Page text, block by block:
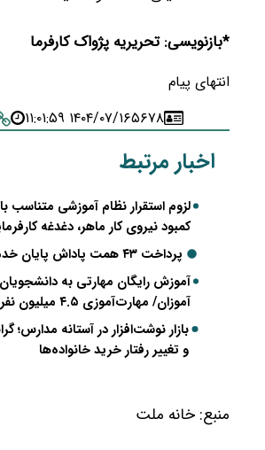
*بازنویسی: تحریریه پژواک کارفرما
انتهای پیام
۵۶۷۸۱۴۰۴/۰۷/۱۶ ۱۱:۰۱:۵۹
اخبار مرتبط
لزوم استقرار نظام آموزشی متناسب
کمبود نیروی کار ماهر، دغدغه
پرداخت ۴۳ همت پاداش پایان خدمت معلمان
آموزش رایگان مهارتی به
آموزان/ مهارت‌آموزی ۴.۵ میلیون نفر در کشور
و تغییر رفتار خرید خانواده‌ها
منبع: خانه ملت